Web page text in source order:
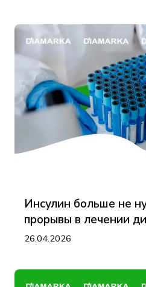
Инсулин больше не
прорывы в лечении
26.04.2026